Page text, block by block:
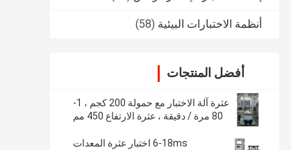
أنظمة الاختبارات البيئية (58)
أفضل المنتجات
عثرة آلة الاختبار مع حمولة 200 كجم ، 1-
80 مرة / دقيقة ، عثرة الارتفاع 450 مم
6-18ms اختبار عثرة المعدات